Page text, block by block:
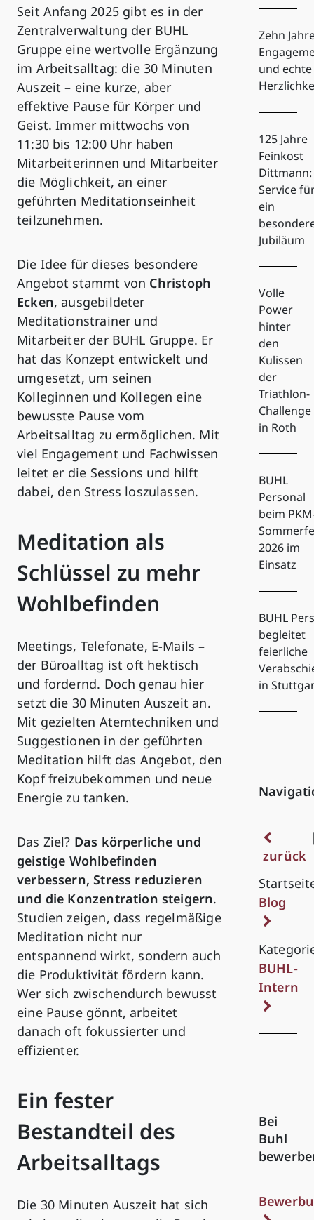
Seit Anfang 2025 gibt es in der
Zentralverwaltung der BUHL
Gruppe eine wertvolle Ergänzung
im Arbeitsalltag: die 30 Minuten
Auszeit – eine kurze, aber
effektive Pause für Körper und
Geist. Immer mittwochs von
11:30 bis 12:00 Uhr haben
Mitarbeiterinnen und Mitarbeiter
die Möglichkeit, an einer
geführten Meditationseinheit
teilzunehmen.
Die Idee für dieses besondere
Angebot stammt von Christoph
Ecken, ausgebildeter
Meditationstrainer und
Mitarbeiter der BUHL Gruppe. Er
hat das Konzept entwickelt und
umgesetzt, um seinen
Kolleginnen und Kollegen eine
bewusste Pause vom
Arbeitsalltag zu ermöglichen. Mit
viel Engagement und Fachwissen
leitet er die Sessions und hilft
dabei, den Stress loszulassen.
Meditation als
Schlüssel zu mehr
Wohlbefinden
Meetings, Telefonate, E-Mails –
der Büroalltag ist oft hektisch
und fordernd. Doch genau hier
setzt die 30 Minuten Auszeit an.
Mit gezielten Atemtechniken und
Suggestionen in der geführten
Meditation hilft das Angebot, den
Kopf freizubekommen und neue
Energie zu tanken.
Das Ziel? Das körperliche und
geistige Wohlbefinden
verbessern, Stress reduzieren
und die Konzentration steigern.
Studien zeigen, dass regelmäßige
Meditation nicht nur
entspannend wirkt, sondern auch
die Produktivität fördern kann.
Wer sich zwischendurch bewusst
eine Pause gönnt, arbeitet
danach oft fokussierter und
effizienter.
Ein fester
Bestandteil des
Arbeitsalltags
Die 30 Minuten Auszeit hat sich
Zehn
und echte
125 Jahre
Feinkost
Dittmann:
Service
ein
Jubiläum
Volle
Power
hinter
den
Kulissen
der
Triathlon-
Challenge
in Roth
BUHL
Personal
beim
2026 im
Einsatz
BUHL
begleitet
feierliche
in
zurück
Blog
BUHL-
Intern
Bei
Buhl